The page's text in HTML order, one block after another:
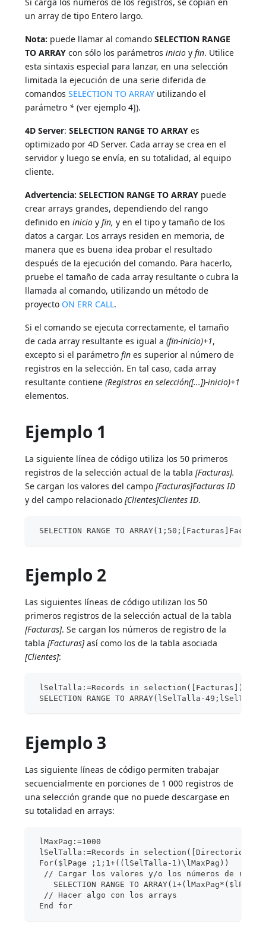
un array de tipo Entero largo.
Nota: puede llamar al comandoSELECTION RANGE
TO ARRAY con sólo los parámetrosinicio yfin. Utilice
esta sintaxis especial para lanzar, en una selección
limitada la ejecución de una serie diferida de
comandosSELECTION TO ARRAY utilizando el
parámetro * (ver ejemplo 4]).
4D Server:SELECTION RANGE TO ARRAY es
optimizado por 4D Server. Cada array se crea en el
servidor y luego se envía, en su totalidad, al equipo
cliente.
Advertencia: SELECTION RANGE TO ARRAY puede
crear arrays grandes, dependiendo del rango
definido eninicio yfin, y en el tipo y tamaño de los
datos a cargar. Los arrays residen en memoria, de
manera que es buena idea probar el resultado
después de la ejecución del comando. Para hacerlo,
pruebe el tamaño de cada array resultante o cubra la
llamada al comando, utilizando un método de
proyecto ON ERR CALL.
Si el comando se ejecuta correctamente, el tamaño
de cada array resultante es igual a(fin-inicio)+1,
excepto si el parámetrofin es superior al número de
registros en la selección. En tal caso, cada array
resultante contiene(Registros en selección([...])-inicio)+1
elementos.
Ejemplo 1
La siguiente línea de código utiliza los 50 primeros
registros de la selección actual de la tabla[Facturas].
Se cargan los valores del campo[Facturas]Facturas ID
y del campo relacionado[Clientes]Clientes ID.
SELECTION RANGE TO
Ejemplo 2
Las siguientes líneas de código utilizan los 50
primeros registros de la selección actual de la tabla
[Facturas]. Se cargan los números de registro de la
tabla[Facturas]así como los de la tabla asociada
[Clientes]:
lSelTalla:=Records in selection([Facturas])
SELECTION RANGE TO ARRAY(lSelTalla-
Ejemplo 3
Las siguiente líneas de código permiten trabajar
secuencialmente en porciones de 1 000 registros de
una selección grande que no puede descargase en
su totalidad en arrays:
lMaxPag:=1000
lSelTalla:=Records in selection([Directorio
For($lPage ;1;1+((lSelTalla-1)\lMaxPag))
// Cargar los valores y/o los números de
SELECTION RANGE TO
// Hacer algo con los arrays
End for